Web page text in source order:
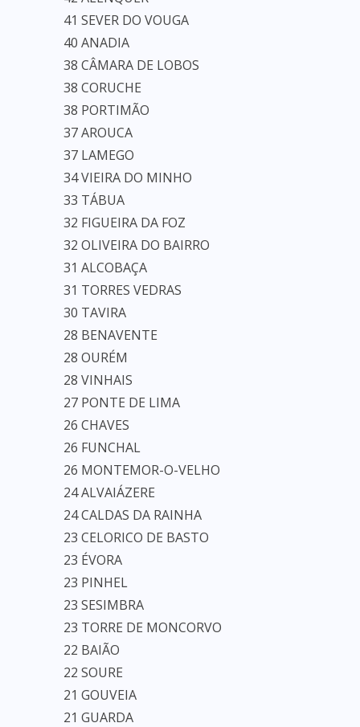
41 SEVER DO VOUGA
40 ANADIA
38 CÂMARA DE LOBOS
38 CORUCHE
38 PORTIMÃO
37 AROUCA
37 LAMEGO
34 VIEIRA DO MINHO
33 TÁBUA
32 FIGUEIRA DA FOZ
32 OLIVEIRA DO BAIRRO
31 ALCOBAÇA
31 TORRES VEDRAS
30 TAVIRA
28 BENAVENTE
28 OURÉM
28 VINHAIS
27 PONTE DE LIMA
26 CHAVES
26 FUNCHAL
26 MONTEMOR-O-VELHO
24 ALVAIÁZERE
24 CALDAS DA RAINHA
23 CELORICO DE BASTO
23 ÉVORA
23 PINHEL
23 SESIMBRA
23 TORRE DE MONCORVO
22 BAIÃO
22 SOURE
21 GOUVEIA
21 GUARDA